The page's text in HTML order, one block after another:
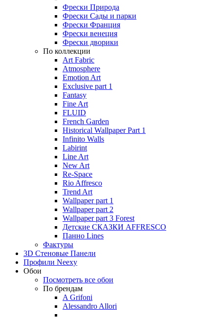
Фрески Природа
Фрески Сады и парки
Фрески Франция
Фрески венеция
Фрески дворики
По коллекции
Art Fabric
Atmosphere
Emotion Art
Exclusive part 1
Fantasy
Fine Art
FLUID
French Garden
Historical Wallpaper Part 1
Infinito Walls
Labirint
Line Art
New Art
Re-Space
Rio Affresco
Trend Art
Wallpaper part 1
Wallpaper part 2
Wallpaper part 3 Forest
Детские СКАЗКИ AFFRESCO
Панно Lines
Фактуры
3D Стеновые Панели
Профили Neexy
Обои
Посмотреть все обои
По брендам
A Grifoni
Alessandro Allori